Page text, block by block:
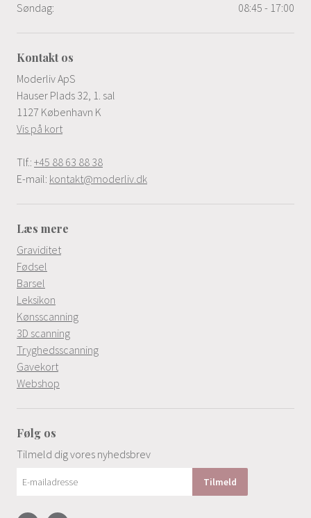
Søndag:
08:45 - 17:00
Kontakt os
Moderliv ApS
Hauser Plads 32, 1. sal
1127 København K
Vis på kort
Tlf.: +45 88 63 88 38
E-mail: kontakt@moderliv.dk
Læs mere
Graviditet
Fødsel
Barsel
Leksikon
Kønsscanning
3D scanning
Tryghedsscanning
Gavekort
Webshop
Følg os
Tilmeld dig vores nyhedsbrev